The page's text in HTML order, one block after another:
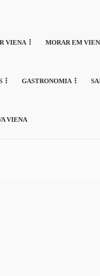
VIENA MORAR EM
GASTRONOMIA
VIENA